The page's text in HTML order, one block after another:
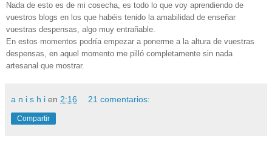
Nada de esto es de mi cosecha, es todo lo que voy aprendiendo de
vuestros blogs en los que habéis tenido la amabilidad de enseñar
vuestras despensas, algo muy entrañable.
En estos momentos podría empezar a ponerme a la altura de vuestras
despensas, en aquel momento me pilló completamente sin nada
artesanal que mostrar.
a n i s h i en 2:16 21 comentarios:
Compartir